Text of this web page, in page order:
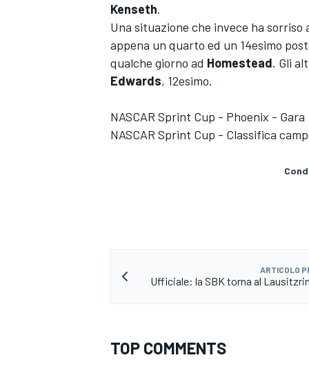
Kenseth.
Una situazione che invece ha sorriso
appena un quarto ed un 14esimo
qualche giorno ad Homestead. Gli
Edwards, 12esimo.
NASCAR Sprint Cup - Phoenix - Gara
NASCAR Sprint Cup - Classifica
ARTICOLO
Ufficiale: la SBK torna al
TOP COMMENTS